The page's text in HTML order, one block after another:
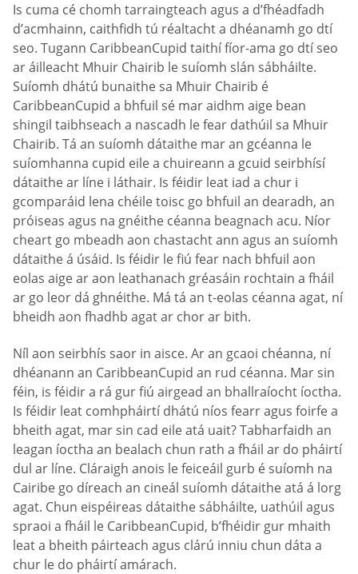
Is cuma cé chomh tarraingteach agus a d’fhéadfadh
d’acmhainn, caithfidh tú réaltacht a dhéanamh go dtí
seo. Tugann CaribbeanCupid taithí fíor-ama go dtí seo
ar áilleacht Mhuir Chairib le suíomh slán sábháilte.
Suíomh dhátú bunaithe sa Mhuir Chairib é
CaribbeanCupid a bhfuil sé mar aidhm aige bean
shingil taibhseach a nascadh le fear dathúil sa Mhuir
Chairib. Tá an suíomh dátaithe mar an gcéanna le
suíomhanna cupid eile a chuireann a gcuid seirbhísí
dátaithe ar líne i láthair. Is féidir leat iad a chur i
gcomparáid lena chéile toisc go bhfuil an dearadh, an
próiseas agus na gnéithe céanna beagnach acu. Níor
cheart go mbeadh aon chastacht ann agus an suíomh
dátaithe á úsáid. Is féidir le fiú fear nach bhfuil aon
eolas aige ar aon leathanach gréasáin rochtain a fháil
ar go leor dá ghnéithe. Má tá an t-eolas céanna agat, ní
bheidh aon fhadhb agat ar chor ar bith.
Níl aon seirbhís saor in aisce. Ar an gcaoi chéanna, ní
dhéanann an CaribbeanCupid an rud céanna. Mar sin
féin, is féidir a rá gur fiú airgead an bhallraíocht íoctha.
Is féidir leat comhpháirtí dhátú níos fearr agus foirfe a
bheith agat, mar sin cad eile atá uait? Tabharfaidh an
leagan íoctha an bealach chun rath a fháil ar do pháirtí
dul ar líne. Cláraigh anois le feiceáil gurb é suíomh na
Cairibe go díreach an cineál suíomh dátaithe atá á lorg
agat. Chun eispéireas dátaithe sábháilte, uathúil agus
spraoi a fháil le CaribbeanCupid, b’fhéidir gur mhaith
leat a bheith páirteach agus clárú inniu chun dáta a
chur le do pháirtí amárach.